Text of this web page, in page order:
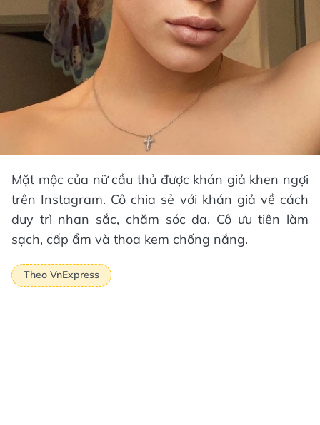
Mặt mộc của nữ cầu thủ được khán giả khen ngợi
trên Instagram. Cô chia sẻ với khán giả về cách
duy trì nhan sắc, chăm sóc da. Cô ưu tiên làm
sạch, cấp ẩm và thoa kem chống nắng.
Theo VnExpress